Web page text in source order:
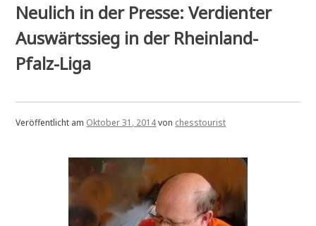
Neulich in der Presse: Verdienter
Auswärtssieg in der Rheinland-
Pfalz-Liga
Veröffentlicht am Oktober 31, 2014von chesstourist